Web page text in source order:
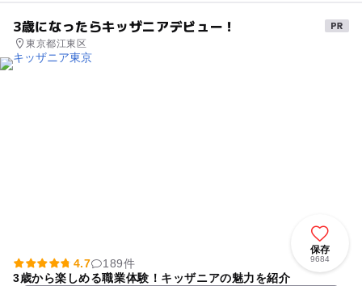
3歳になったらキッザニアデビュー！
東京都江東区
保存
9684
4.7
189件
3歳から楽しめる職業体験！キッザニアの魅力を紹介